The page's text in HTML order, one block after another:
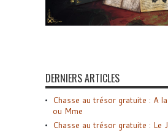
DERNIERS ARTICLES
Chasse au trésor gratuite : A
ou Mme
Chasse au trésor gratuite : Le